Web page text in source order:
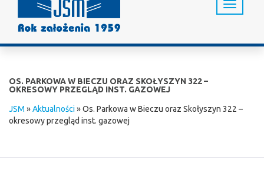
T
o
i
i
OS. PARKOWA W BIECZU ORAZ SKOŁYSZYN 322 –
OKRESOWY PRZEGLĄD INST. GAZOWEJ
JSM »Aktualności»Os. Parkowa w Bieczu oraz Skołyszyn 322 –
okresowy przegląd inst. gazowej